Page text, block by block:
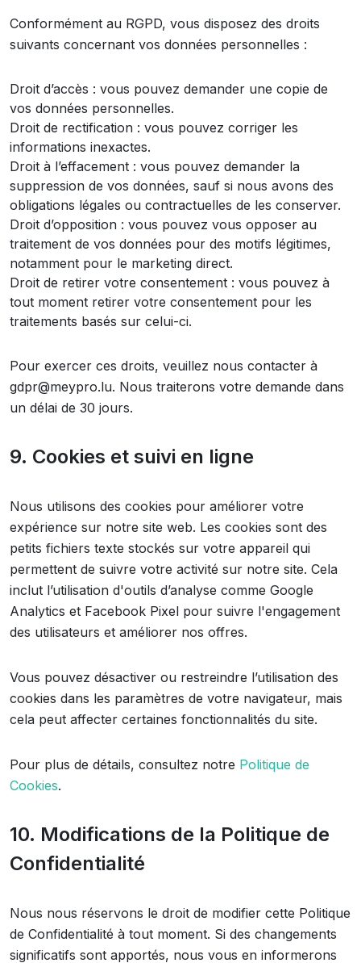
Conformément au RGPD, vous disposez des droits
suivants concernant vos données personnelles :
Droit d’accès : vous pouvez demander une copie de
vos données personnelles.
Droit de rectification : vous pouvez corriger les
informations inexactes.
Droit à l’effacement : vous pouvez demander la
suppression de vos données, sauf si nous avons des
obligations légales ou contractuelles de les conserver.
Droit d’opposition : vous pouvez vous opposer au
traitement de vos données pour des motifs légitimes,
notamment pour le marketing direct.
Droit de retirer votre consentement : vous pouvez à
tout moment retirer votre consentement pour les
traitements basés sur celui-ci.
Pour exercer ces droits, veuillez nous contacter à
gdpr@meypro.lu. Nous traiterons votre demande dans
un délai de 30 jours.
9. Cookies et suivi en ligne
Nous utilisons des cookies pour améliorer votre
expérience sur notre site web. Les cookies sont des
petits fichiers texte stockés sur votre appareil qui
permettent de suivre votre activité sur notre site. Cela
inclut l’utilisation d'outils d’analyse comme Google
Analytics et Facebook Pixel pour suivre l'engagement
des utilisateurs et améliorer nos offres.
Vous pouvez désactiver ou restreindre l’utilisation des
cookies dans les paramètres de votre navigateur, mais
cela peut affecter certaines fonctionnalités du site.
Pour plus de détails, consultez notre Politique de
Cookies.
10. Modifications de la Politique de
Confidentialité
Nous nous réservons le droit de modifier cette Politique
de Confidentialité à tout moment. Si des changements
significatifs sont apportés, nous vous en informerons